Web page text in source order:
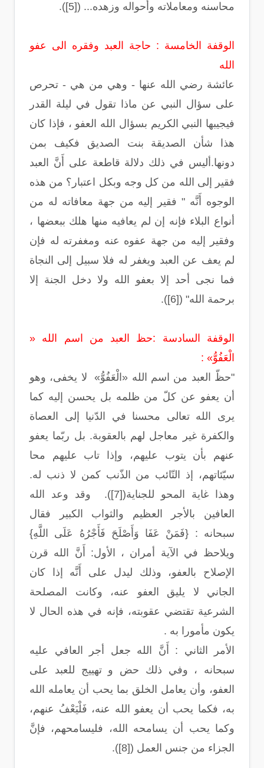
محاسنه ومعاملاته وأحواله وزهده... ([5]).
الوقفة الخامسة : حاجة العبد وفقره الى عفو
الله
عائشة رضي الله عنها - وهي من هي - تحرص
على سؤال النبي عن ماذا تقول في ليلة القدر
فيجيبها النبي الكريم بسؤال الله العفو ، فإذا كان
هذا شأن الصديقة بنت الصديق فكيف بمن
دونها.أليس في ذلك دلالة قاطعة على أَنَّ العبد
فقير إلى الله من كل وجه وبكل اعتبار؟ من هذه
الوجوه أَنَّه " فقير إليه من جهة معافاته له من
أنواع البلاء فإنه إن لم يعافيه منها هلك ببعضها ،
وفقير إليه من جهة عفوه عنه ومغفرته له فإن
لم يعف عن العبد ويغفر له فلا سبيل إلى النجاة
فما نجى أحد إلا بعفو الله ولا دخل الجنة إلا
برحمة الله" ([6]).
الوقفة السادسة :حظ العبد من اسم الله «
الْعَفُوُّ» :
"حظّ العبد من اسم الله «الْعَفُوُّ» لا يخفى، وهو
أن يعفو عن كلّ من ظلمه بل يحسن إليه كما
يرى الله تعالى محسنا في الدّنيا إلى العصاة
والكفرة غير معاجل لهم بالعقوبة. بل ربّما يعفو
عنهم بأن يتوب عليهم، وإذا تاب عليهم محا
سيّئاتهم، إذ التّائب من الذّنب كمن لا ذنب له.
وهذا غاية المحو للجناية([7]). وقد وعد الله
العافين بالأجر العظيم والثواب الكبير فقال
سبحانه : {فَمَنْ عَفَا وَأَصْلَحَ فَأَجْرُهُ عَلَى اللَّهِ}
ويلاحظ في الآية أمران ، الأول: أَنَّ الله قرن
الإصلاح بالعفو، وذلك ليدل على أَنَّه إذا كان
الجاني لا يليق العفو عنه، وكانت المصلحة
الشرعية تقتضي عقوبته، فإنه في هذه الحال لا
يكون مأمورا به .
الأمر الثاني : أَنَّ الله جعل أجر العافي عليه
سبحانه ، وفي ذلك حض و تهييج للعبد على
العفو، وأن يعامل الخلق بما يحب أن يعامله الله
به، فكما يحب أن يعفو الله عنه، فَلْيَعْفُ عنهم،
وكما يحب أن يسامحه الله، فليسامحهم، فإنَّ
الجزاء من جنس العمل ([8]).